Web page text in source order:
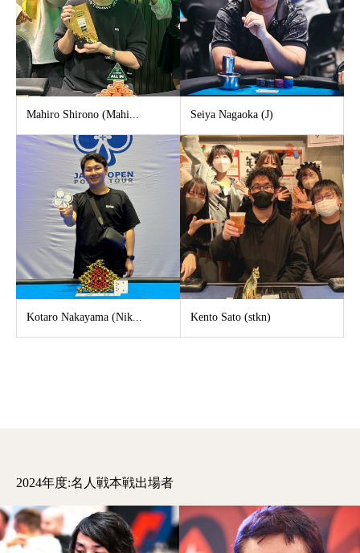
Mahiro Shirono (Mahi... Seiya Nagaoka (J)
Kotaro Nakayama (Nik... Kento Sato (stkn)
2024年度:名人戦本戦出場者